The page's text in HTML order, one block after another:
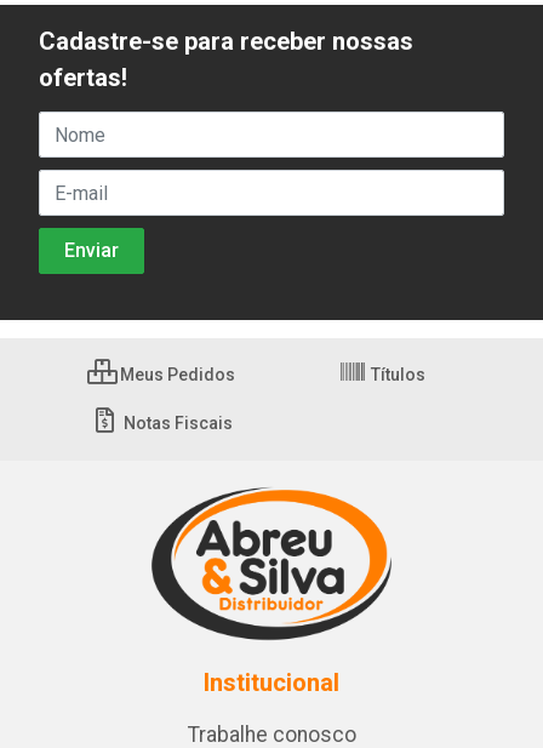
Cadastre-se para receber nossas
ofertas!
Meus Pedidos Títulos
Notas Fiscais
Institucional
Trabalhe conosco